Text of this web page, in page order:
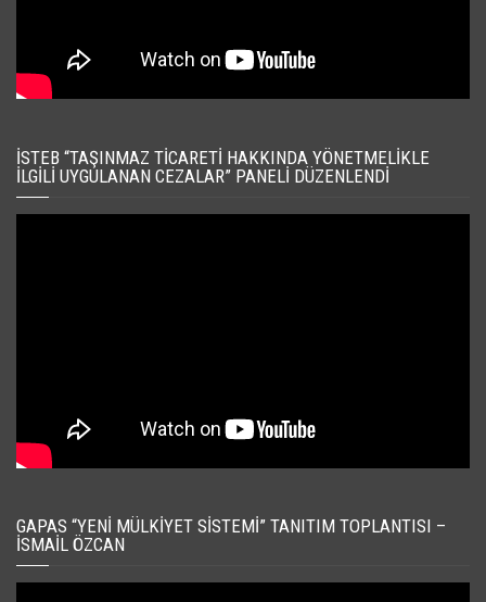
İSTEB “TAŞINMAZ TICARETI HAKKINDA YÖNETMELIKLE
İLGILI UYGULANAN CEZALAR” PANELI DÜZENLENDI
GAPAS “YENI MÜLKIYET SISTEMI” TANITIM TOPLANTISI –
İSMAIL ÖZCAN